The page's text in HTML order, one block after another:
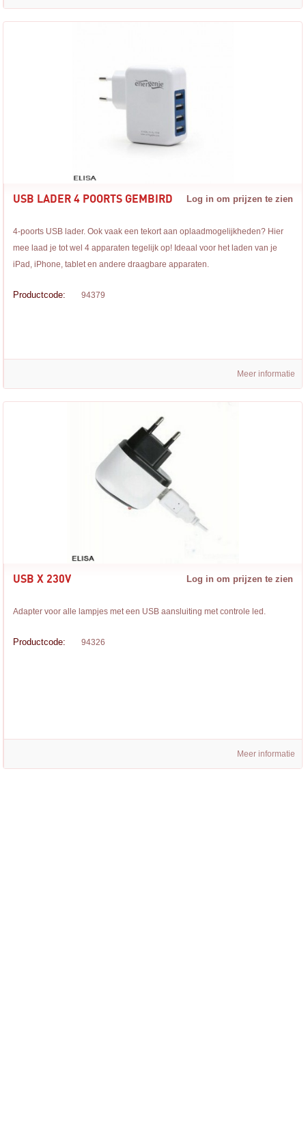
USB LADER 4 POORTS GEMBIRD Log in om prijzen te zien
4-poorts USB lader. Ook vaak een tekort aan oplaadmogelijkheden? Hier
mee laad je tot wel 4 apparaten tegelijk op! Ideaal voor het laden van je
iPad, iPhone, tablet en andere draagbare apparaten.
Productcode: 94379
Meer informatie
USB X 230V Log in om prijzen te zien
Adapter voor alle lampjes met een USB aansluiting met controle led.
Productcode: 94326
Meer informatie